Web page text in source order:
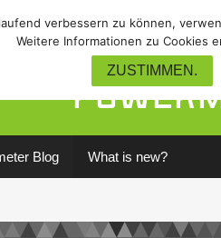
/ Gravel / Track
Blog What is new?
verbessern zu können,
Weitere Informationen zu Cookies
ZUSTIMMEN.